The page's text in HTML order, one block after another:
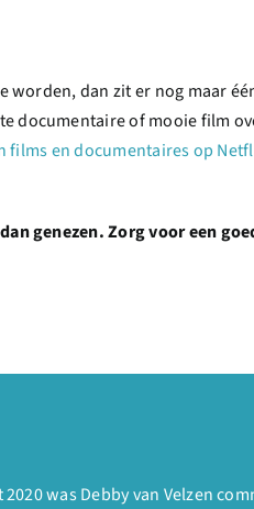
worden, dan zit er nog maar
documentaire of mooie film
films en documentaires op
genezen. Zorg voor een
was Debby van Velzen